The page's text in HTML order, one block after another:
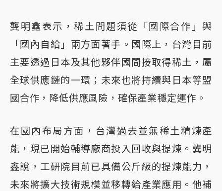
龔明鑫表示，稀土問題須從「國際合作」與
「國內自給」兩方面著手。國際上，台灣目前
主要透過日本及其他夥伴國間接取得稀土，屬
全球供應鏈的一環；未來也將持續與日本等盟
國合作，降低供應風險，確保產業穩定運作。
在國內布局方面，台灣過去並無稀土精煉產
能，現已開始輔導廠商投入回收與提煉。龔明
鑫說，工研院目前已具備公斤級的提煉能力，
未來將擴大技術規模並移轉給產業應用。他補